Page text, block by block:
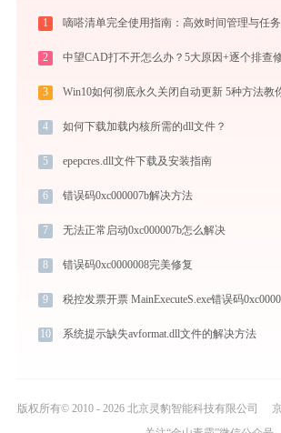
1
2 中望CAD打不开怎么办？5大原因+逐个排查
3
4 如何下载加载内核所需的dll文件？
5 epepcres.dll文件下载及安装指南
6 错误码0xc000007b解决方法
7 无法正常启动0xc000007b怎么解决
8 错误码0xc0000008完美修复
9 税控发票开票 MainExecuteS.exe错误码
10 系统提示缺失avformat.dll文件的解决方法
版权所有© 2010 - 2026 北京灵豹智能科技有限公司